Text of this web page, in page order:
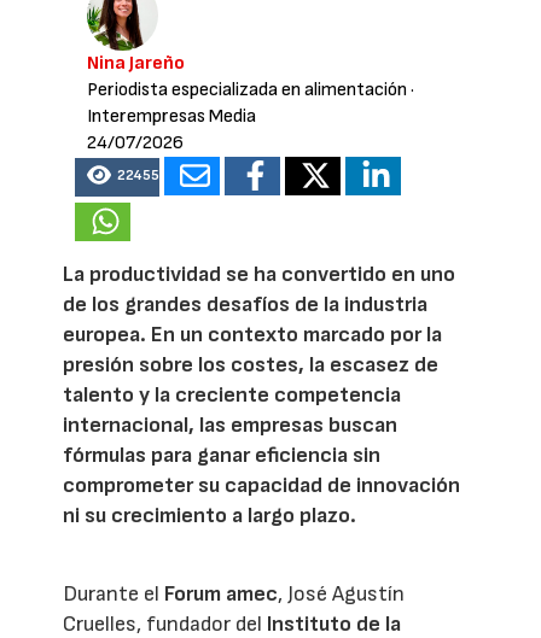
Nina Jareño
Periodista especializada en alimentación ·
Interempresas Media
24/07/2026
22455
La productividad se ha convertido en uno
de los grandes desafíos de la industria
europea. En un contexto marcado por la
presión sobre los costes, la escasez de
talento y la creciente competencia
internacional, las empresas buscan
fórmulas para ganar eficiencia sin
comprometer su capacidad de innovación
ni su crecimiento a largo plazo.
Durante el Forum amec, José Agustín
Cruelles, fundador del Instituto de la